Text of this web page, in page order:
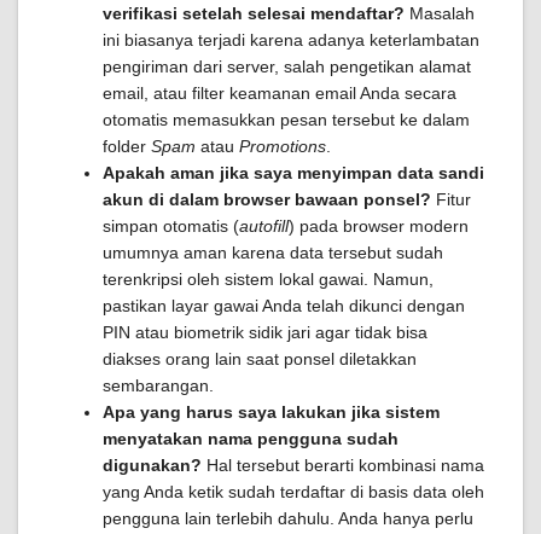
verifikasi setelah selesai mendaftar? Masalah
ini biasanya terjadi karena adanya keterlambatan
pengiriman dari server, salah pengetikan alamat
email, atau filter keamanan email Anda secara
otomatis memasukkan pesan tersebut ke dalam
folder Spam atau Promotions
Apakah aman jika saya menyimpan data sandi
akun di dalam browser bawaan ponsel? Fitur
simpan otomatis (autofill) pada browser modern
umumnya aman karena data tersebut sudah
terenkripsi oleh sistem lokal gawai. Namun,
pastikan layar gawai Anda telah dikunci dengan
PIN atau biometrik sidik jari agar tidak bisa
diakses orang lain saat ponsel diletakkan
sembarangan.
Apa yang harus saya lakukan jika sistem
menyatakan nama pengguna sudah
digunakan? Hal tersebut berarti kombinasi nama
yang Anda ketik sudah terdaftar di basis data oleh
pengguna lain terlebih dahulu. Anda hanya perlu